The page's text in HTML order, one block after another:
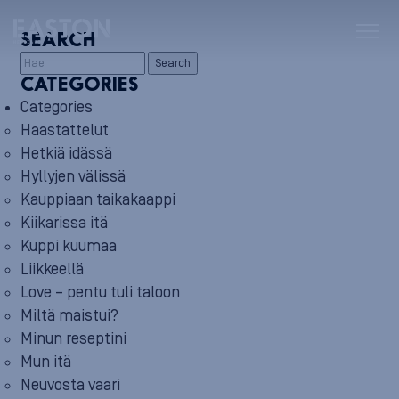
SEARCH
Search
CATEGORIES
Categories
Haastattelut
Hetkiä idässä
Hyllyjen välissä
Kauppiaan taikakaappi
Kiikarissa itä
Kuppi kuumaa
Liikkeellä
Love – pentu tuli taloon
Miltä maistui?
Minun reseptini
Mun itä
Neuvosta vaari